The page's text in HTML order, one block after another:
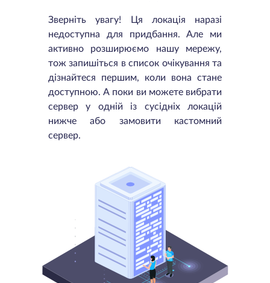
Зверніть увагу! Ця локація наразі
недоступна для придбання. Але ми
активно розширюємо нашу мережу,
тож запишіться в список очікування та
дізнайтеся першим, коли вона стане
доступною. А поки ви можете вибрати
сервер у одній із сусідніх локацій
нижче або замовити кастомний
сервер.